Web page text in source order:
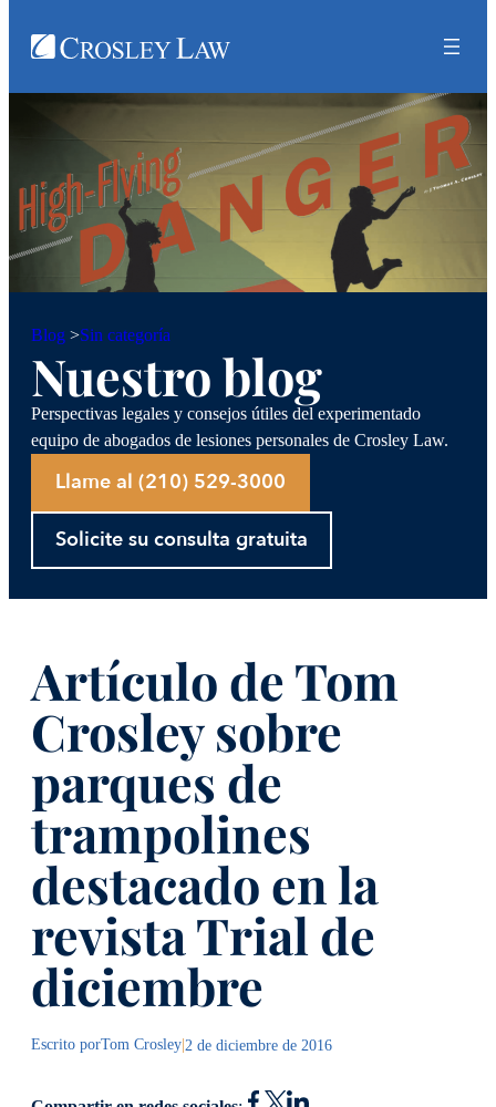
Blog >Sin categoría
Nuestro blog
Perspectivas legales y consejos útiles del experimentado
equipo de abogados de lesiones personales de Crosley Law.
Llame al (210) 529-3000
Solicite su consulta gratuita
Artículo de Tom
Crosley sobre
parques de
trampolines
destacado en la
revista Trial de
diciembre
Escrito porTom Crosley|2 de diciembre de 2016